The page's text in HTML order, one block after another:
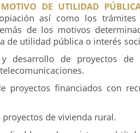
DE UTILIDAD
así como los
de los motivos
de utilidad pública o interés
desarrollo de proyectos de
proyectos financiados con
de vivienda rural.